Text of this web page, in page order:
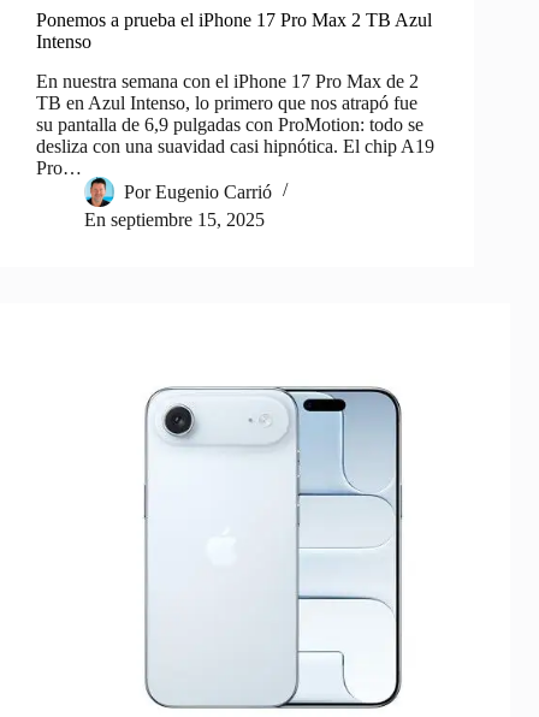
Ponemos a prueba el iPhone 17 Pro Max 2 TB Azul
Intenso
En nuestra semana con el iPhone 17 Pro Max de 2
TB en Azul Intenso, lo primero que nos atrapó fue
su pantalla de 6,9 pulgadas con ProMotion: todo se
desliza con una suavidad casi hipnótica. El chip A19
Pro…
Por Eugenio Carrió
En septiembre 15, 2025